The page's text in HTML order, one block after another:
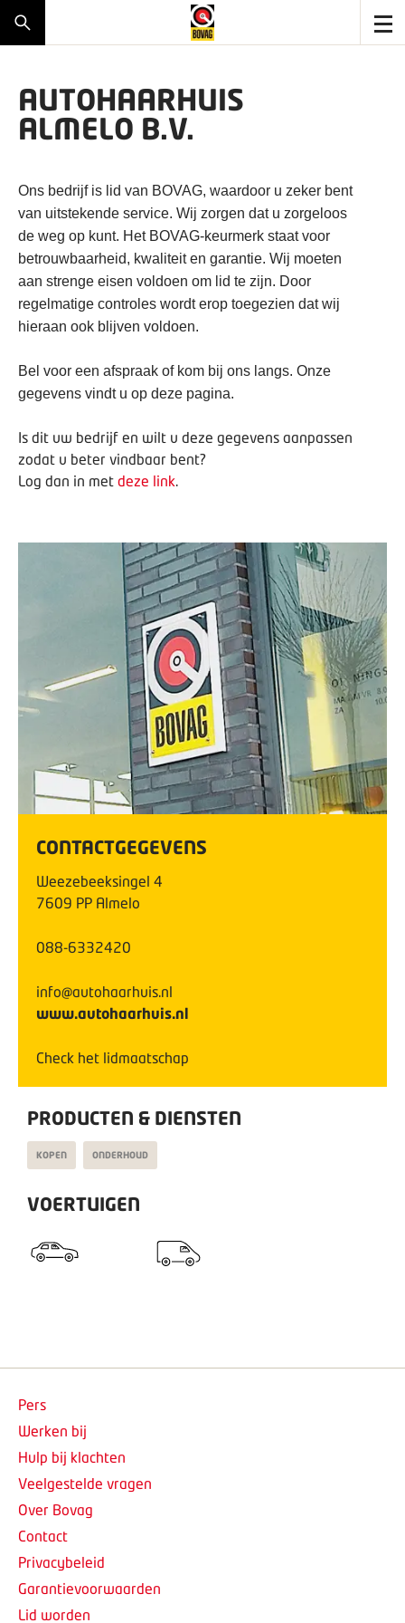
AUTOHAARHUIS
ALMELO B.V.
Ons bedrijf is lid van BOVAG, waardoor u zeker bent
van uitstekende service. Wij zorgen dat u zorgeloos
de weg op kunt. Het BOVAG-keurmerk staat voor
betrouwbaarheid, kwaliteit en garantie. Wij moeten
aan strenge eisen voldoen om lid te zijn. Door
regelmatige controles wordt erop toegezien dat wij
hieraan ook blijven voldoen.
Bel voor een afspraak of kom bij ons langs. Onze
gegevens vindt u op deze pagina.
Is dit uw bedrijf en wilt u deze gegevens aanpassen
zodat u beter vindbaar bent?
Log dan in met deze link.
CONTACTGEGEVENS
Weezebeeksingel 4
7609 PP Almelo
088-6332420
info@autohaarhuis.nl
www.autohaarhuis.nl
Check het lidmaatschap
PRODUCTEN & DIENSTEN
KOPEN ONDERHOUD
VOERTUIGEN
Pers
Werken bij
Hulp bij klachten
Veelgestelde vragen
Over Bovag
Contact
Privacybeleid
Garantievoorwaarden
Lid worden